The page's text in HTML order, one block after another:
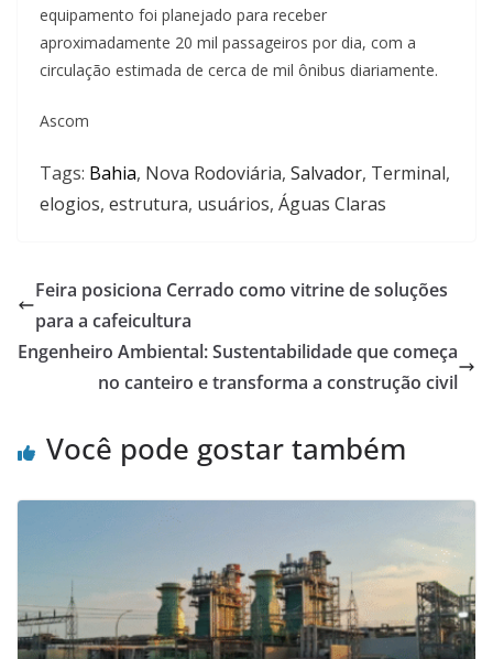
equipamento foi planejado para receber
aproximadamente 20 mil passageiros por dia, com a
circulação estimada de cerca de mil ônibus diariamente.
Ascom
Tags: Bahia, Nova Rodoviária, Salvador, Terminal,
elogios, estrutura, usuários, Águas Claras
Feira posiciona Cerrado como vitrine de soluções
para a cafeicultura
Engenheiro Ambiental: Sustentabilidade que começa
no canteiro e transforma a construção civil
Você pode gostar também